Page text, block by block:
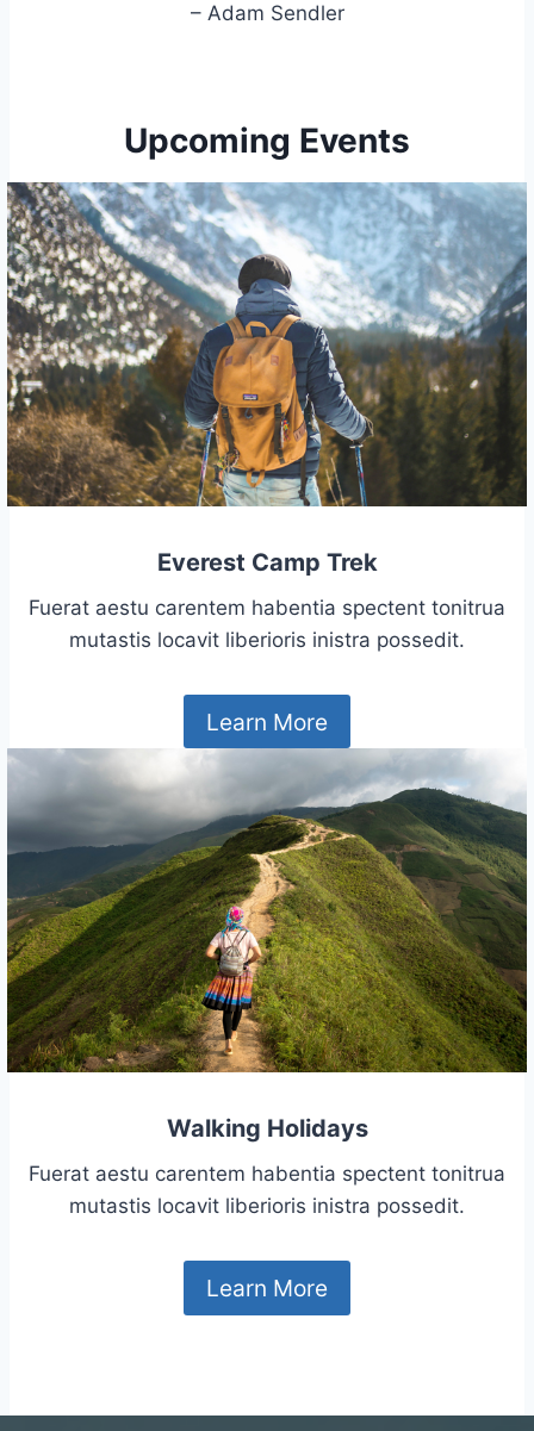
– Adam Sendler
Upcoming Events
Everest Camp Trek
Fuerat aestu carentem habentia spectent tonitrua
mutastis locavit liberioris inistra possedit.
Learn More
Walking Holidays
Fuerat aestu carentem habentia spectent tonitrua
mutastis locavit liberioris inistra possedit.
Learn More